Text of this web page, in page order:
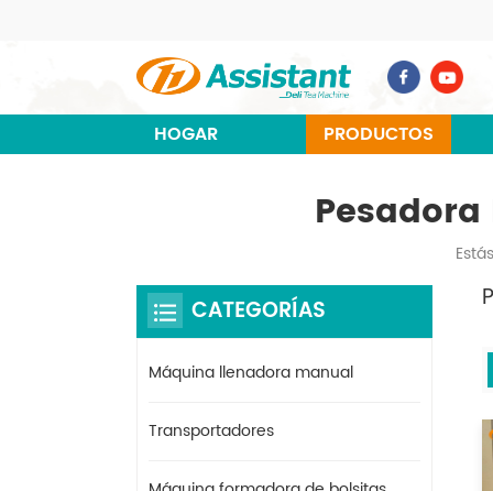
HOGAR PRODUCTOS
CATEGORÍAS
Máquina llenadora manual
Transportadores